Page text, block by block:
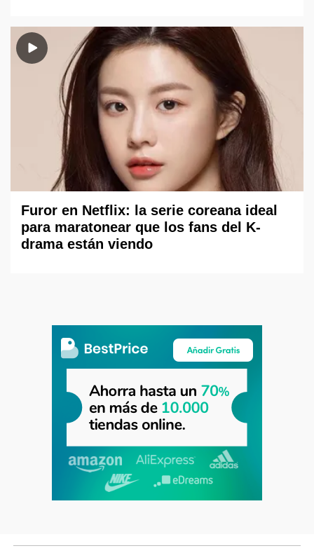
Furor en Netflix: la serie coreana ideal
para maratonear que los fans del K-
drama están viendo